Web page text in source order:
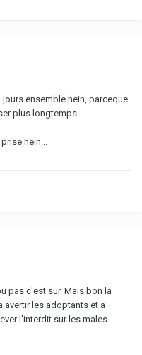
ensemble hein, parceque
plus longtemps...
hein...
pas c'est sur. Mais bon la
avertir les adoptants et a
l'interdit sur les males